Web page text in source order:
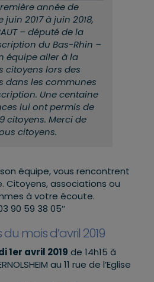
année de
2017 à juin 2018,
– député de la
du Bas-Rhin –
équipe aller à la
citoyens lors des
dans les communes
Une centaine
lui ont permis de
citoyens. Merci de
citoyens.
son équipe, vous rencontrent
Citoyens, associations ou
à votre écoute.
90 59 38 05″
mois d’avril 2019
1er avril 2019 de 14h15 à
au 11 rue de l’Eglise